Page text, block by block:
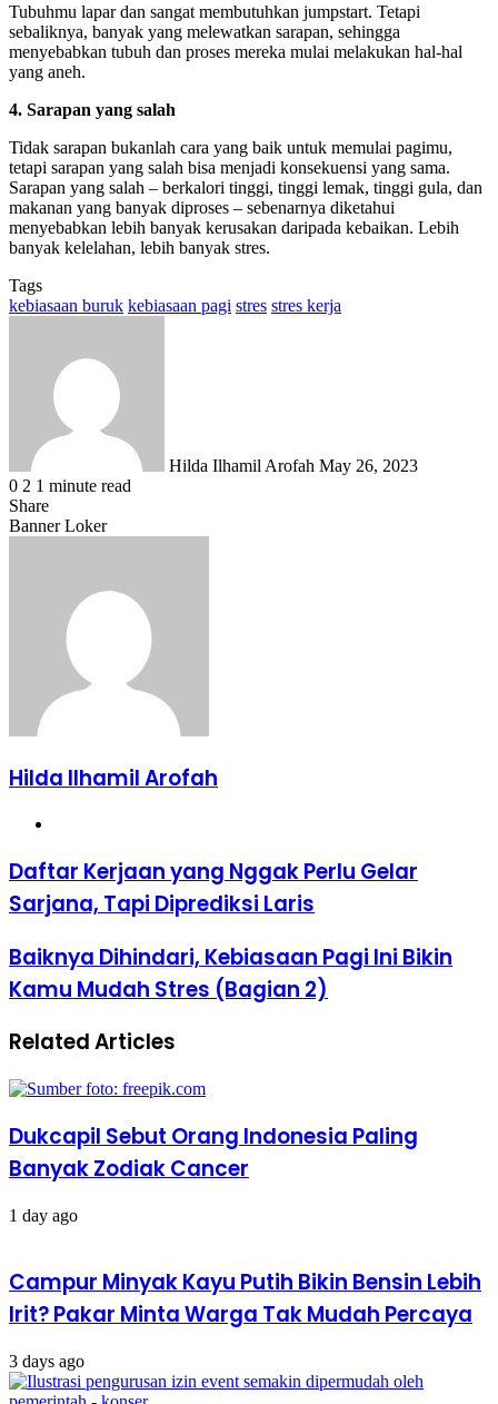
Tubuhmu lapar dan sangat membutuhkan jumpstart. Tetapi
sebaliknya, banyak yang melewatkan sarapan, sehingga
menyebabkan tubuh dan proses mereka mulai melakukan hal-hal
yang aneh.
4. Sarapan yang salah
Tidak sarapan bukanlah cara yang baik untuk memulai pagimu,
tetapi sarapan yang salah bisa menjadi konsekuensi yang sama.
Sarapan yang salah – berkalori tinggi, tinggi lemak, tinggi gula, dan
makanan yang banyak diproses – sebenarnya diketahui
menyebabkan lebih banyak kerusakan daripada kebaikan. Lebih
banyak kelelahan, lebih banyak stres.
Tags
kebiasaan buruk kebiasaan pagi stres stres kerja
Hilda Ilhamil Arofah May 26, 2023
0 2 1 minute read
Share
Facebook
X
LinkedIn
WhatsApp
Share
Banner Loker
Hilda Ilhamil Arofah
Daftar
Kerjaan
yang
Perlu
Gelar
Sarjana,
Tapi
Laris
Daftar Kerjaan yang Nggak Perlu Gelar
Sarjana, Tapi Diprediksi Laris
Baiknya
Dihindari,
Kebiasaan
Ini
Bikin
Mudah
(Bagian
2)
Baiknya Dihindari, Kebiasaan Pagi Ini Bikin
Kamu Mudah Stres (Bagian 2)
Related Articles
Dukcapil Sebut Orang Indonesia Paling
Banyak Zodiak Cancer
1 day ago
Campur Minyak Kayu Putih Bikin Bensin Lebih
Irit? Pakar Minta Warga Tak Mudah Percaya
3 days ago